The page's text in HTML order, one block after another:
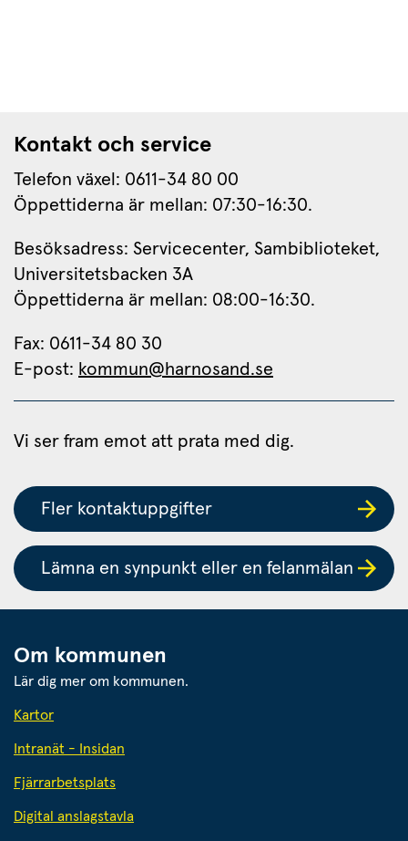
Kontakt och service
Telefon växel: 0611-34 80 00
Öppettiderna är mellan: 07:30-16:30.
Besöksadress: Servicecenter, Sambiblioteket,
Universitetsbacken 3A
Öppettiderna är mellan: 08:00-16:30.
Fax: 0611-34 80 30
E-post: kommun@harnosand.se
Vi ser fram emot att prata med dig.
Fler kontaktuppgifter
Lämna en synpunkt eller en felanmälan
Om kommunen
Lär dig mer om kommunen.
Kartor
Intranät - Insidan
Fjärrarbetsplats
Digital anslagstavla